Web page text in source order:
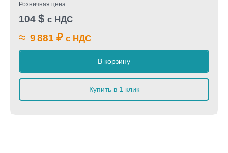
Розничная цена
104 $ с НДС
≈ 9 881 ₽ с НДС
В корзину
Купить в 1 клик